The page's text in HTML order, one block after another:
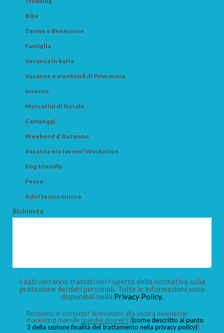
Bike
Terme e Benessere
Famiglia
Vacanza in baita
Vacanze e weekend di Primavera
Inverno
Mercatini di Natale
Campeggi
Weekend d'Autunno
Vacanza e/o lavoro? Workation
Dog friendly
Pesca
Adotta una mucca
Richiesta
I dati verranno trattati nel rispetto della normativa sulla
protezione dei dati personali. Tutte le informazioni sono
disponibili nella Privacy Policy.
Restiamo in contatto! Iscrivetemi alla vostra newsletter
marketing mensile (perché dovrei?) [(come descritto al punto
3 della sezione finalità del trattamento nella privacy policy)]